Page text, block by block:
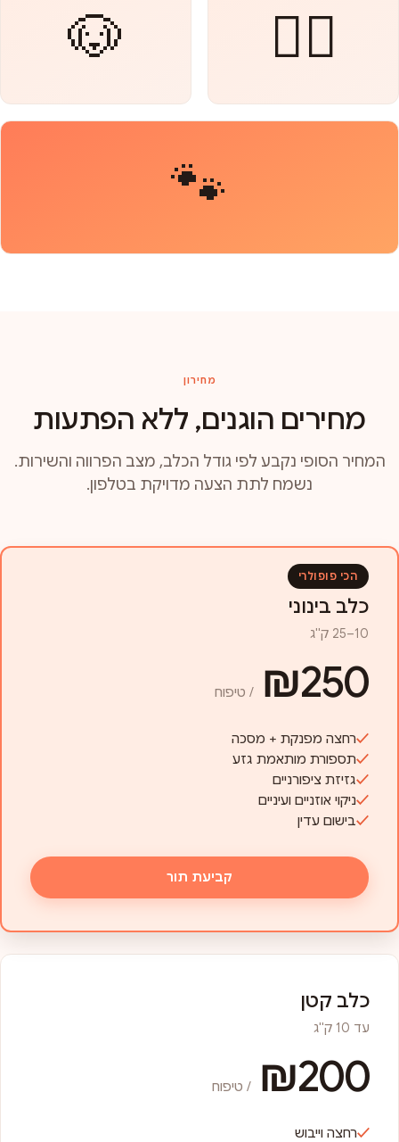
🐕‍🦺
🐶
🐾
מחירון
מחירים הוגנים, ללא הפתעות
המחיר הסופי נקבע לפי גודל הכלב, מצב הפרווה והשירות.
נשמח לתת הצעה מדויקת בטלפון.
כלב קטן
עד 10 ק"ג
₪200 / טיפוח
רחצה וייבוש
הכי פופולרי
כלב בינוני
10–25 ק"ג
₪250 / טיפוח
רחצה מפנקת + מסכה
תספורת מותאמת גזע
גזיזת ציפורניים
ניקוי אוזניים ועיניים
בישום עדין
קביעת תור